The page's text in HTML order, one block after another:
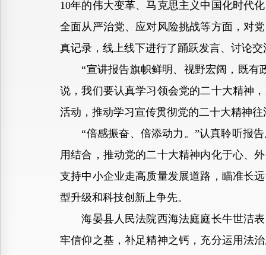
10年的伟大变革、马克思主义中国化时代
全面从严治党、应对风险挑战等方面，对
真记录，线上线下进行了踊跃发言、讨论
“宣讲报告旗帜鲜明、视野宏阔，既有
说，我们要认真学习领会党的二十大精神
活动，推动学习宣传贯彻党的二十大精神
“倍感振奋、倍添动力。”认真聆听报告
用结合，推动党的二十大精神内化于心、
支持中小企业走高质量发展道路，瞄准长
型升级和科技创新上争先。
海晏县人民法院西海法庭庭长牛世洁表
牢信仰之基，补足精神之钙，充分运用法